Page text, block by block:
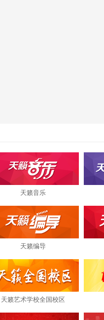
天籁音乐
天籁编导
天籁艺术学校全国校区